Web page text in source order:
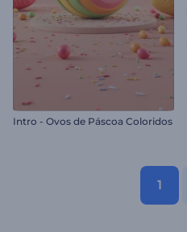
Intro - Ovos de Páscoa Coloridos
1